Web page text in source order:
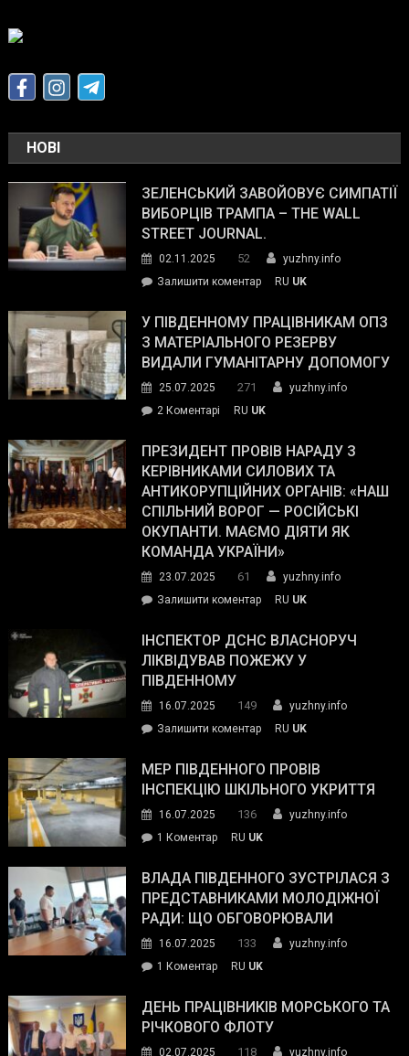
НОВІ
ЗЕЛЕНСЬКИЙ ЗАВОЙОВУЄ СИМПАТІЇ
ВИБОРЦІВ ТРАМПА – THE WALL
STREET JOURNAL.
02.11.2025 52
yuzhny.info
Залишити коментарon
завойовує
симпатії
виборців
The
Street
Journal.
RU UK
У ПІВДЕННОМУ ПРАЦІВНИКАМ ОПЗ
З МАТЕРІАЛЬНОГО РЕЗЕРВУ
ВИДАЛИ ГУМАНІТАРНУ ДОПОМОГУ
25.07.2025 271
yuzhny.info
2 Коментарі
Південному
працівникам
ОПЗ
з
матеріального
резерву
гуманітарну
допомогу
RU UK
ПРЕЗИДЕНТ ПРОВІВ НАРАДУ З
КЕРІВНИКАМИ СИЛОВИХ ТА
АНТИКОРУПЦІЙНИХ ОРГАНІВ: «НАШ
СПІЛЬНИЙ ВОРОГ — РОСІЙСЬКІ
ОКУПАНТИ. МАЄМО ДІЯТИ ЯК
КОМАНДА УКРАЇНИ»
23.07.2025 61
yuzhny.info
Залишити коментарon
провів
нараду
силових
та
органів:
«Наш
спільний
окупанти.
Маємо
діяти
команда
RU UK
ІНСПЕКТОР ДСНС ВЛАСНОРУЧ
ЛІКВІДУВАВ ПОЖЕЖУ У
ПІВДЕННОМУ
16.07.2025 149
yuzhny.info
Залишити коментарon
ДСНС
власноруч
пожежу
у
RU UK
МЕР ПІВДЕННОГО ПРОВІВ
ІНСПЕКЦІЮ ШКІЛЬНОГО УКРИТТЯ
16.07.2025 136
yuzhny.info
1 Коментардо
Південного
провів
інспекцію
RU UK
ВЛАДА ПІВДЕННОГО ЗУСТРІЛАСЯ З
ПРЕДСТАВНИКАМИ МОЛОДІЖНОЇ
РАДИ: ЩО ОБГОВОРЮВАЛИ
16.07.2025 133
yuzhny.info
1 Коментардо
Південного
зустрілася
RU UK
ДЕНЬ ПРАЦІВНИКІВ МОРСЬКОГО ТА
РІЧКОВОГО ФЛОТУ
02.07.2025 118 yuzhny.info